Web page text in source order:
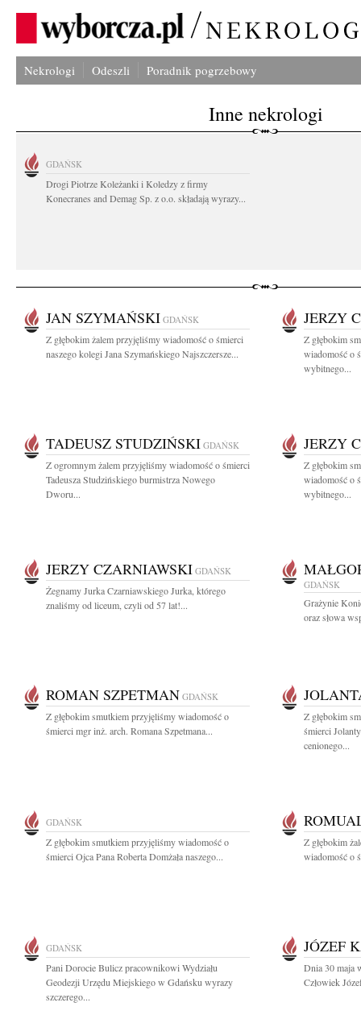
Nekrologi Odeszli Poradnik pogrzebowy
Inne nekrologi
GDAŃSK
Drogi Piotrze Koleżanki i Koledzy z firmy
Konecranes and Demag Sp. z o.o. składają wyrazy...
JAN SZYMAŃSKI GDAŃSK
Z głębokim żalem przyjęliśmy wiadomość o śmierci
naszego kolegi Jana Szymańskiego Najszczersze...
JERZY
Z głębokim
wiadomość o
wybitnego...
TADEUSZ STUDZIŃSKI GDAŃSK
Z ogromnym żalem przyjęliśmy wiadomość o śmierci
Tadeusza Studzińskiego burmistrza Nowego
Dworu...
JERZY
Z głębokim
wiadomość o
wybitnego...
JERZY CZARNIAWSKI GDAŃSK
Żegnamy Jurka Czarniawskiego Jurka, którego
znaliśmy od liceum, czyli od 57 lat!...
GDAŃSK
Grażynie
oraz słowa
ROMAN SZPETMAN GDAŃSK
Z głębokim smutkiem przyjęliśmy wiadomość o
śmierci mgr inż. arch. Romana Szpetmana...
Z głębokim
śmierci
cenionego...
GDAŃSK
Z głębokim smutkiem przyjęliśmy wiadomość o
śmierci Ojca Pana Roberta Domżała naszego...
Z głębokim
wiadomość o
GDAŃSK
Pani Dorocie Bulicz pracownikowi Wydziału
Geodezji Urzędu Miejskiego w Gdańsku wyrazy
szczerego...
JÓZEF
Dnia 30 maja
Człowiek